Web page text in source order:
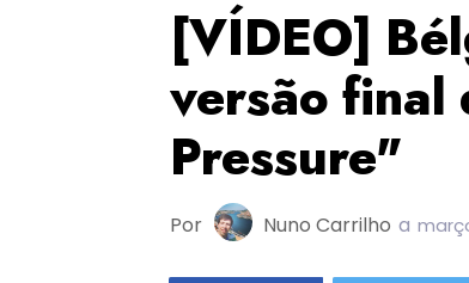
[VÍDEO]
versão final
Pressure"
Por Nuno Carrilho a